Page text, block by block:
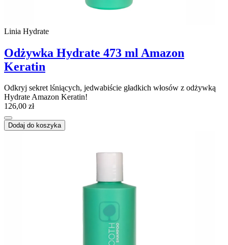
Linia Hydrate
Odżywka Hydrate 473 ml Amazon
Keratin
Odkryj sekret lśniących, jedwabiście gładkich włosów z odżywką
Hydrate Amazon Keratin!
126,00 zł
Dodaj do koszyka